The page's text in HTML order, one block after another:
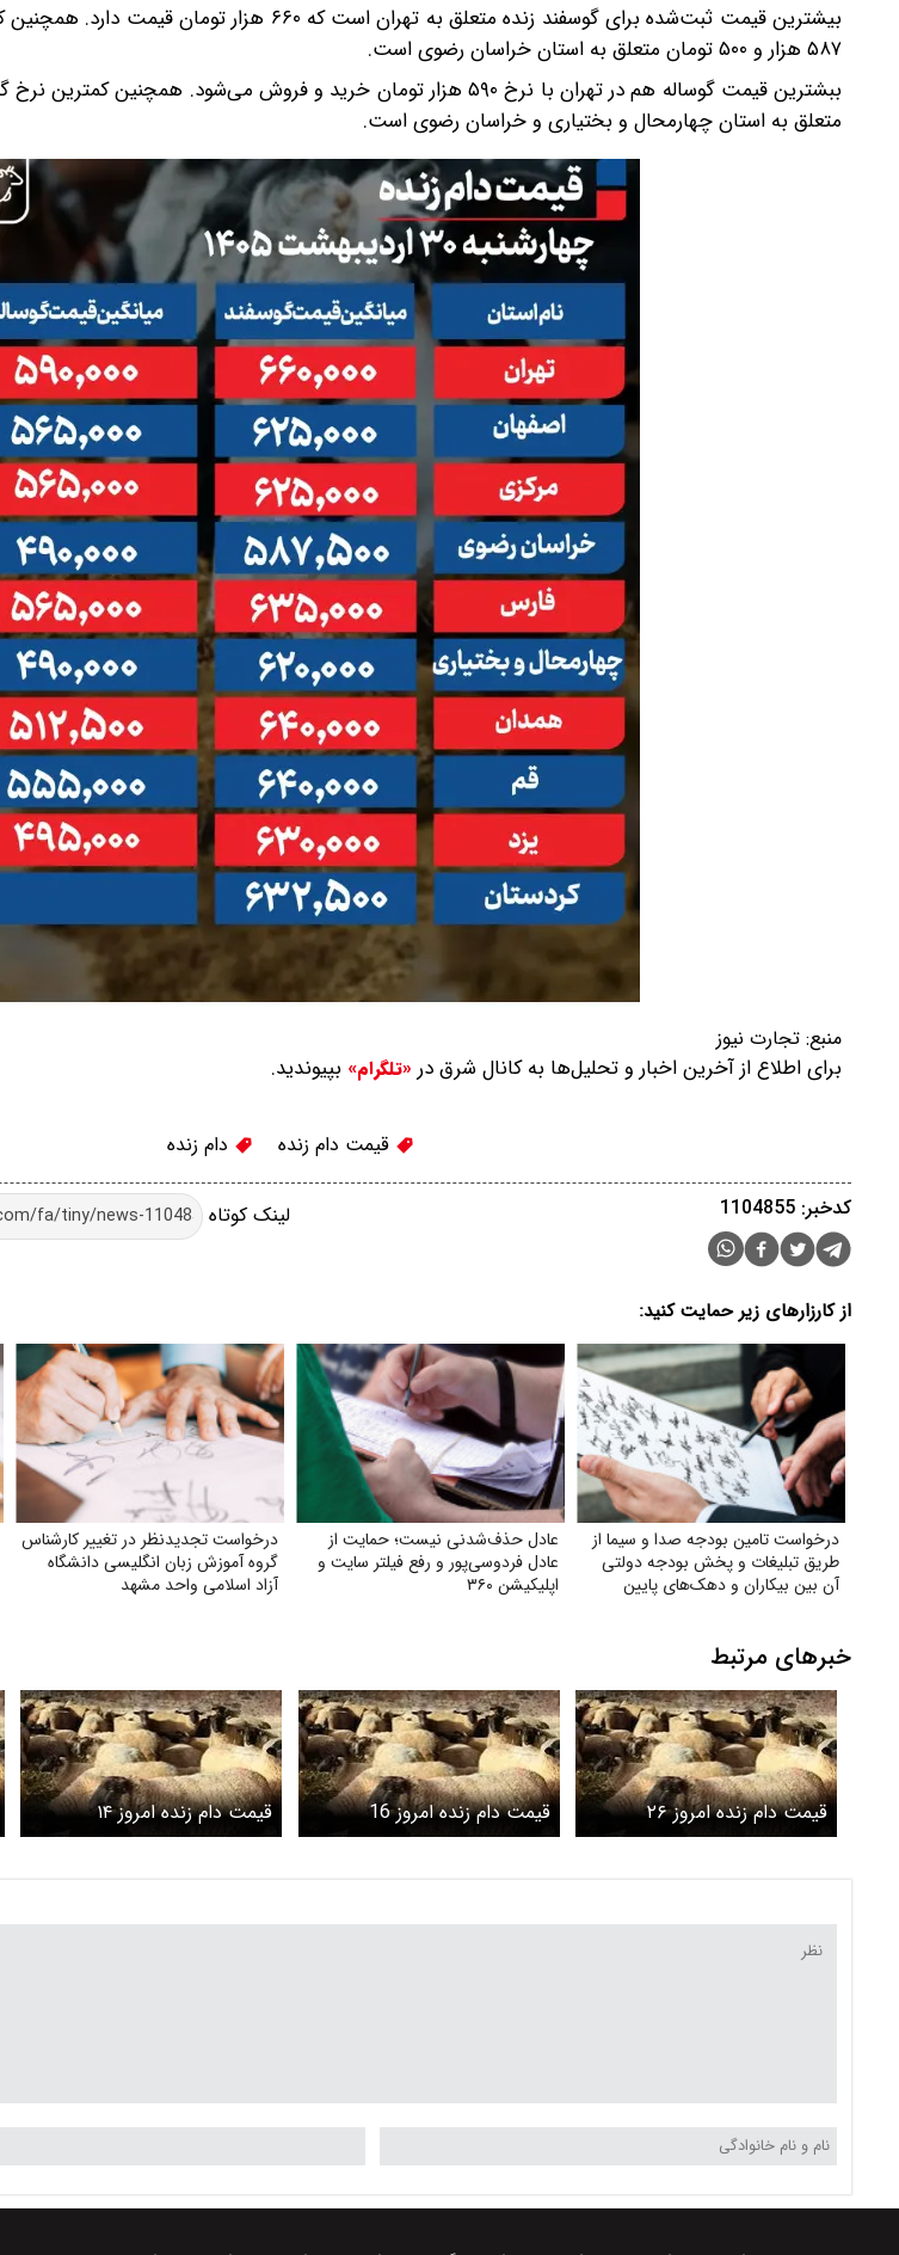
بیشترین قیمت ثبت‌شده برای گوسفند زنده متعلق به تهران است
۵۸۷ هزار و ۵۰۰ تومان متعلق به استان خراسان رضوی است.
متعلق به استان چهارمحال و بختیاری و خراسان رضوی است.
منبع: تجارت نیوز
برای اطلاع از آخرین اخبار و تحلیل‌ها به کانال شرق در «تلگرام» بپیوندید.
قیمت دام زنده دام زنده
لینک کوتاه کدخبر: 1104855
از کارزارهای زیر حمایت کنید:
درخواست تامین بودجه صدا و سیما از
طریق تبلیغات و پخش بودجه دولتی
آن بین بیکاران و دهک‌های پایین
عادل حذف‌شدنی نیست؛ حمایت از
عادل فردوسی‌پور و رفع فیلتر سایت و
اپلیکیشن ۳۶۰
درخواست تجدیدنظر در تغییر کارشناس
گروه آموزش زبان انگلیسی دانشگاه
آزاد اسلامی واحد مشهد
خبرهای مرتبط
قیمت دام زنده امروز ۲۶
اردیبهشت ۱۴۰۵ + جدول
قیمت دام زنده امروز 16
اردیبهشت ۱۴۰۵ + جدول
قیمت دام زنده امروز ۱۴
اردیبهشت ۱۴۰۵ + جدول